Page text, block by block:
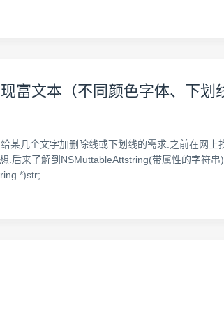
富文本（不同颜色字体、下划
某几个文字加删除线或下划线的需求.之前在网
.后来了解到NSMuttableAttstring(带属性的字符
*)str;